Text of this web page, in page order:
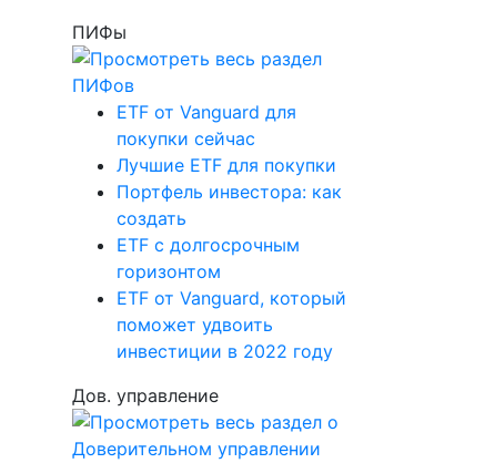
ПИФы
ETF от Vanguard для
покупки сейчас
Лучшие ETF для покупки
Портфель инвестора: как
создать
ETF с долгосрочным
горизонтом
ETF от Vanguard, который
поможет удвоить
инвестиции в 2022 году
Дов. управление